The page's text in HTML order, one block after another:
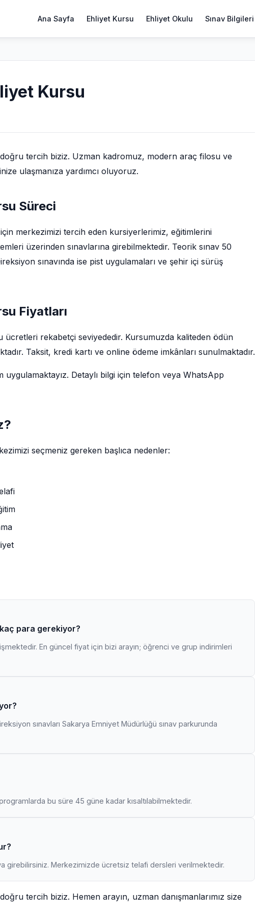
Ana Sayfa Ehliyet Kursu Ehliyet Okulu Sınav Bilgileri
Kursu
tercih biziz. Uzman kadromuz, modern araç filosu ve
ulaşmanıza yardımcı oluyoruz.
Süreci
merkezimizi tercih eden kursiyerlerimiz, eğitimlerini
üzerinden sınavlarına girebilmektedir. Teorik sınav 50
sınavında ise pist uygulamaları ve şehir içi sürüş
Fiyatları
ücretleri rekabetçi seviyededir. Kursumuzda kaliteden ödün
Taksit, kredi kartı ve online ödeme imkânları sunulmaktadır.
uygulamaktayız. Detaylı bilgi için telefon veya WhatsApp
seçmeniz gereken başlıca nedenler:
para gerekiyor?
En güncel fiyat için bizi arayın; öğrenci ve grup indirimleri
sınavları Sakarya Emniyet Müdürlüğü sınav parkurunda
bu süre 45 güne kadar kısaltılabilmektedir.
girebilirsiniz. Merkezimizde ücretsiz telafi dersleri verilmektedir.
tercih biziz. Hemen arayın, uzman danışmanlarımız size